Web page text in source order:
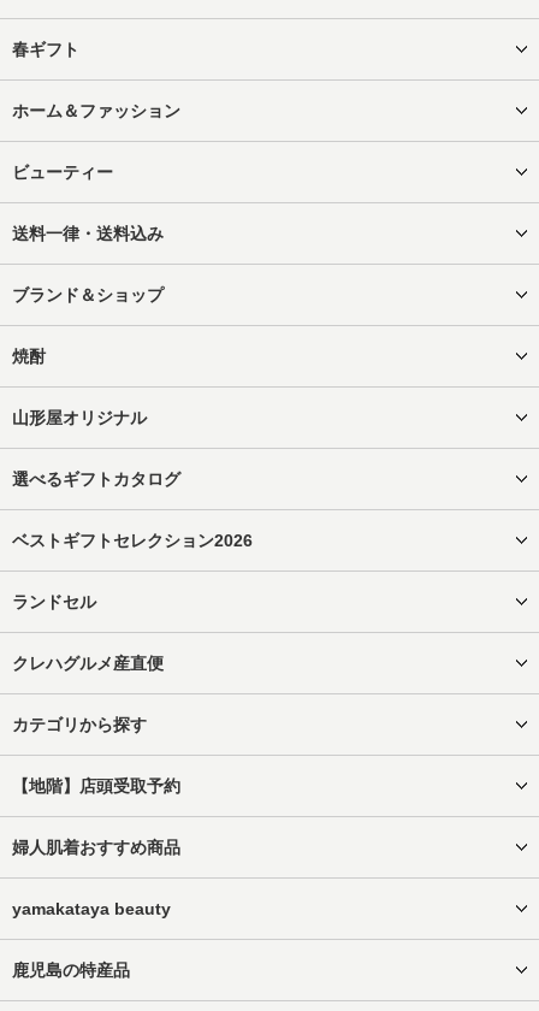
春ギフト
ホーム＆ファッション
ビューティー
送料一律・送料込み
ブランド＆ショップ
焼酎
山形屋オリジナル
選べるギフトカタログ
ベストギフトセレクション2026
ランドセル
クレハグルメ産直便
カテゴリから探す
【地階】店頭受取予約
婦人肌着おすすめ商品
yamakataya beauty
鹿児島の特産品